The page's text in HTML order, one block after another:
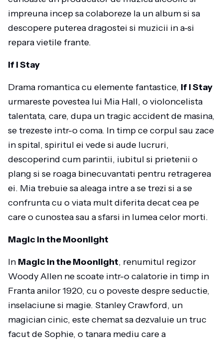
impreuna incep sa colaboreze la un album si sa
descopere puterea dragostei si muzicii in a-si
repara vietile frante.
If I Stay
Drama romantica cu elemente fantastice, If I Stay
urmareste povestea lui Mia Hall, o violoncelista
talentata, care, dupa un tragic accident de masina,
se trezeste intr-o coma. In timp ce corpul sau zace
in spital, spiritul ei vede si aude lucruri,
descoperind cum parintii, iubitul si prietenii o
plang si se roaga binecuvantati pentru retragerea
ei. Mia trebuie sa aleaga intre a se trezi si a se
confrunta cu o viata mult diferita decat cea pe
care o cunostea sau a sfarsi in lumea celor morti.
Magic in the Moonlight
In Magic in the Moonlight, renumitul regizor
Woody Allen ne scoate intr-o calatorie in timp in
Franta anilor 1920, cu o poveste despre seductie,
inselaciune si magie. Stanley Crawford, un
magician cinic, este chemat sa dezvaluie un truc
facut de Sophie, o tanara mediu care a